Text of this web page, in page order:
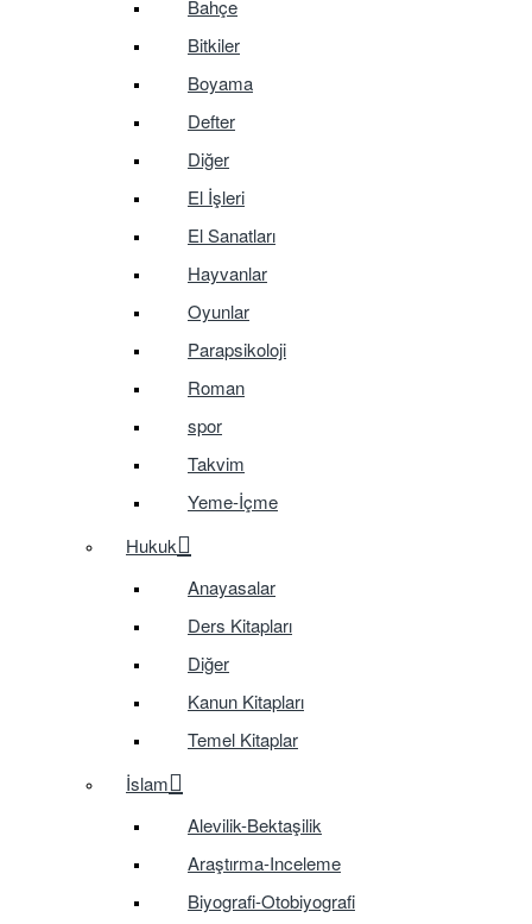
Bahçe
Bitkiler
Boyama
Defter
Diğer
El İşleri
El Sanatları
Hayvanlar
Oyunlar
Parapsikoloji
Roman
spor
Takvim
Yeme-İçme
Hukuk
Anayasalar
Ders Kitapları
Diğer
Kanun Kitapları
Temel Kitaplar
İslam
Alevilik-Bektaşilik
Araştırma-Inceleme
Biyografi-Otobiyografi